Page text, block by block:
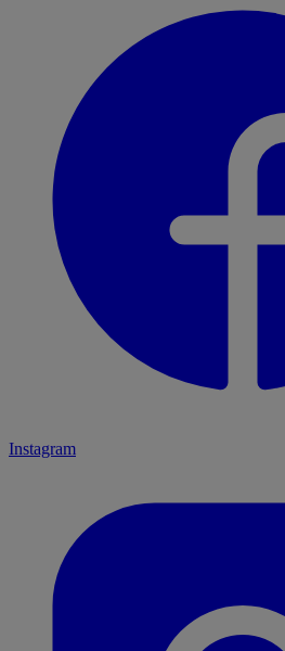
Instagram